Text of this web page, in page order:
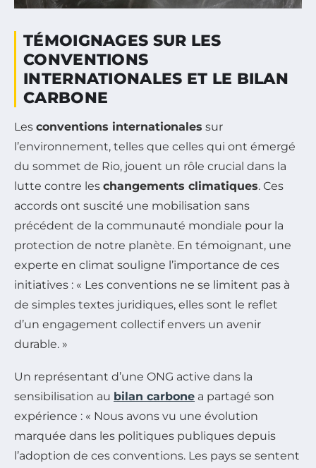
TÉMOIGNAGES SUR LES
CONVENTIONS
INTERNATIONALES ET LE BILAN
CARBONE
Les conventions internationales sur
l’environnement, telles que celles qui ont émergé
du sommet de Rio, jouent un rôle crucial dans la
lutte contre les changements climatiques. Ces
accords ont suscité une mobilisation sans
précédent de la communauté mondiale pour la
protection de notre planète. En témoignant, une
experte en climat souligne l’importance de ces
initiatives : « Les conventions ne se limitent pas à
de simples textes juridiques, elles sont le reflet
d’un engagement collectif envers un avenir
durable. »
Un représentant d’une ONG active dans la
sensibilisation au bilan carbone a partagé son
expérience : « Nous avons vu une évolution
marquée dans les politiques publiques depuis
l’adoption de ces conventions. Les pays se sentent